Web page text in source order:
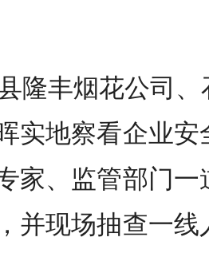
隆丰烟花公司
实地察看企业
家、监管部门
并现场抽查一